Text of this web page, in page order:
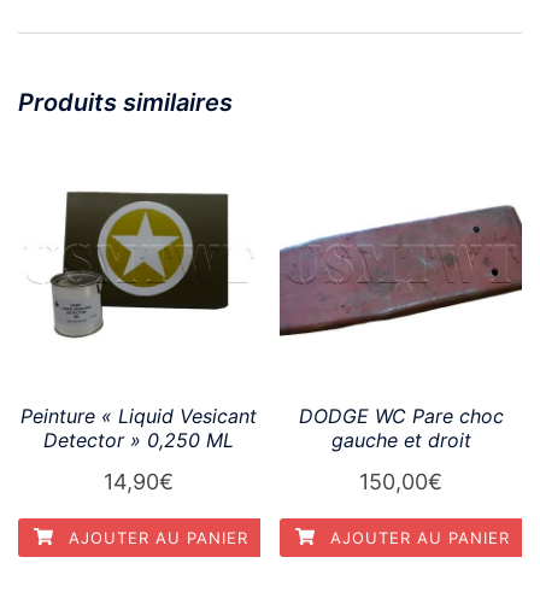
Produits similaires
Peinture « Liquid Vesicant
Detector » 0,250 ML
14,90€
AJOUTER AU PANIER
DODGE WC Pare choc
gauche et droit
150,00€
AJOUTER AU PANIER